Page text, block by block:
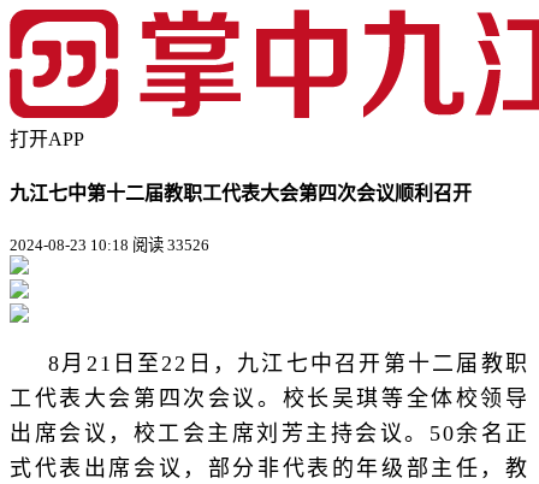
打开APP
九江七中第十二届教职工代表大会第四次会议顺利召开
2024-08-23 10:18 阅读 33526
8月21日至22日，九江七中 召开 第十二届教职
工代表大会第四次会议。 校长 吴琪等全体校领导
出席会议，校工会主席刘芳主持会议。50余名正
式代表出席会议，部分非代表的年级部主任，教